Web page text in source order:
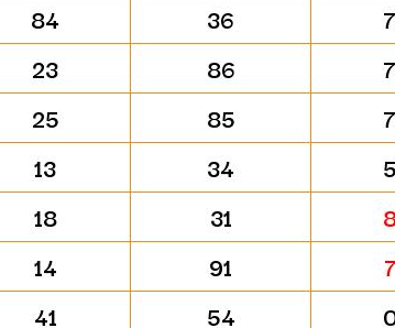
84 36
23 86
25 85
13 34
18 31
14 91
41 54